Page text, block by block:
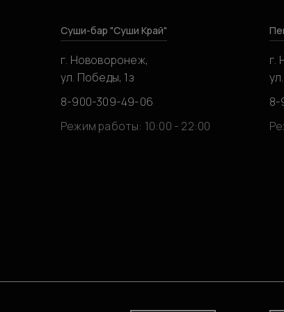
Суши-бар "Суши Край"
г. Нововоронеж,
ул. Победы, 1з
8-900-309-49-06
Режим работы: 10:00 - 22:00
г.
8-